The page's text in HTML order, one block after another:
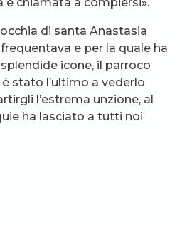
è chiamata a compiersi».
di santa Anastasia
e per la quale ha
icone, il parroco
stato l’ultimo a vederlo
l’estrema unzione, al
ha lasciato a tutti noi